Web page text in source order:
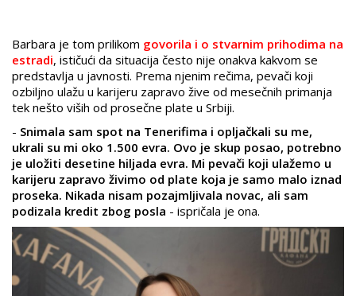
Barbara je tom prilikom govorila i o stvarnim prihodima na
estradi, ističući da situacija često nije onakva kakvom se
predstavlja u javnosti. Prema njenim rečima, pevači koji
ozbiljno ulažu u karijeru zapravo žive od mesečnih primanja
tek nešto viših od prosečne plate u Srbiji.
- Snimala sam spot na Tenerifima i opljačkali su me,
ukrali su mi oko 1.500 evra. Ovo je skup posao, potrebno
je uložiti desetine hiljada evra. Mi pevači koji ulažemo u
karijeru zapravo živimo od plate koja je samo malo iznad
proseka. Nikada nisam pozajmljivala novac, ali sam
podizala kredit zbog posla - ispričala je ona.